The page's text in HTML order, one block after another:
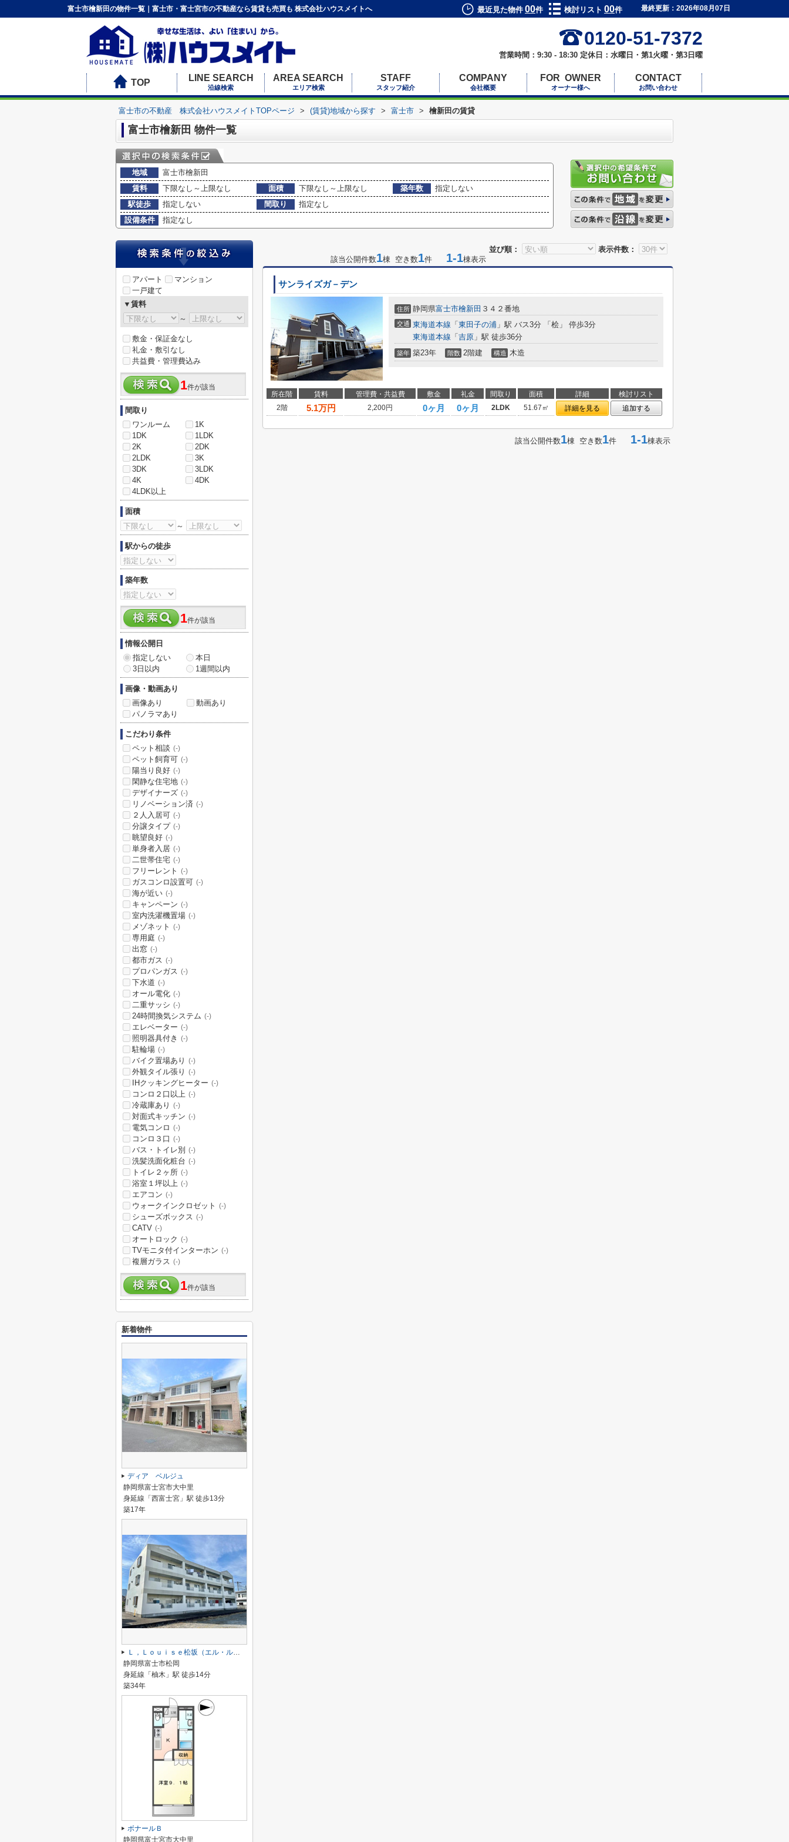
富士市檜新田の物件一覧｜富士市・富士宮市の不動産なら賃貸も売買も 株式会社ハウスメイトへ 最近見た物件 00件 検討リスト 00件 最終更新：2026年08月07日
0120-51-7372
営業時間：9:30 - 18:30 定休日：水曜日・第1火曜・第3日曜
TOP LINE SEARCH
沿線検索
AREA SEARCH
エリア検索
STAFF
スタッフ紹介
COMPANY
会社概要
FOR OWNER
オーナー様へ
CONTACT
お問い合わせ
富士市の不動産 株式会社ハウスメイトTOPページ > (賃貸)地域から探す > 富士市 > 檜新田の賃貸
富士市檜新田 物件一覧
地域
富士市檜新田
賃料
下限なし～上限なし 面積 下限なし～上限なし 築年数
指定しない
駅徒歩
指定しない 間取り
指定なし
設備条件
指定なし
並び順：
表示件数：
該当公開件数1棟 空き数1件 1-1棟表示
サンライズガ－デン
住所 静岡県富士市檜新田 ３４２番地
交通 東海道本線 「 東田子の浦 」駅 バス3分 「桧」 停歩3分
東海道本線 「 吉原 」駅 徒歩36分
築年 築23年 階数 2階建 構造 木造
所在階 賃料 管理費・共益費 敷金 礼金 間取り 面積 詳細
検討リスト
2階
5.1万円 2,200円 0ヶ月 0ヶ月 2LDK 51.67㎡ 詳細を見る 追加する
該当公開件数1棟 空き数1件 1-1棟表示
アパート
マンション
一戸建て
▼賃料
～
敷金・保証金なし
礼金・敷引なし
共益費・管理費込み
1件が該当
間取り
ワンルーム
1K
1DK
1LDK
2K
2DK
2LDK
3K
3DK
3LDK
4K
4DK
4LDK以上
面積
～
駅からの徒歩
築年数
1件が該当
情報公開日
指定しない
本日
3日以内
1週間以内
画像・動画あり
画像あり
動画あり
パノラマあり
こだわり条件
ペット相談 (-)
ペット飼育可 (-)
陽当り良好 (-)
閑静な住宅地 (-)
デザイナーズ (-)
リノベーション済 (-)
２人入居可 (-)
分譲タイプ (-)
眺望良好 (-)
単身者入居 (-)
二世帯住宅 (-)
フリーレント (-)
ガスコンロ設置可 (-)
海が近い (-)
キャンペーン (-)
室内洗濯機置場 (-)
メゾネット (-)
専用庭 (-)
出窓 (-)
都市ガス (-)
プロパンガス (-)
下水道 (-)
オール電化 (-)
二重サッシ (-)
24時間換気システム (-)
エレベーター (-)
照明器具付き (-)
駐輪場 (-)
バイク置場あり (-)
外観タイル張り (-)
IHクッキングヒーター (-)
コンロ２口以上 (-)
冷蔵庫あり (-)
対面式キッチン (-)
電気コンロ (-)
コンロ３口 (-)
バス・トイレ別 (-)
洗髪洗面化粧台 (-)
トイレ２ヶ所 (-)
浴室１坪以上 (-)
エアコン (-)
ウォークインクロゼット (-)
シューズボックス (-)
CATV (-)
オートロック (-)
TVモニタ付インターホン (-)
複層ガラス (-)
1件が該当
新着物件
ディア ベルジュ
静岡県富士宮市大中里
身延線「西富士宮」駅 徒歩13分
築17年
Ｌ，Ｌｏｕｉｓｅ松坂（エル・ルイーズ マツザカ）
静岡県富士市松岡
身延線「柚木」駅 徒歩14分
築34年
ボナールＢ
静岡県富士宮市大中里